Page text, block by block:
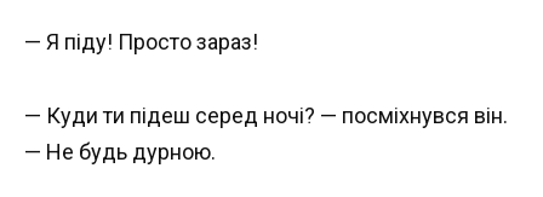
— Я піду! Просто зараз!
— Куди ти підеш серед ночі? — посміхнувся він.
— Не будь дурною.